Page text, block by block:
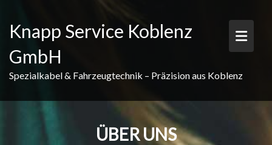
Knapp Service Koblenz
GmbH
Spezialkabel & Fahrzeugtechnik – Präzision aus Koblenz
ÜBER UNS